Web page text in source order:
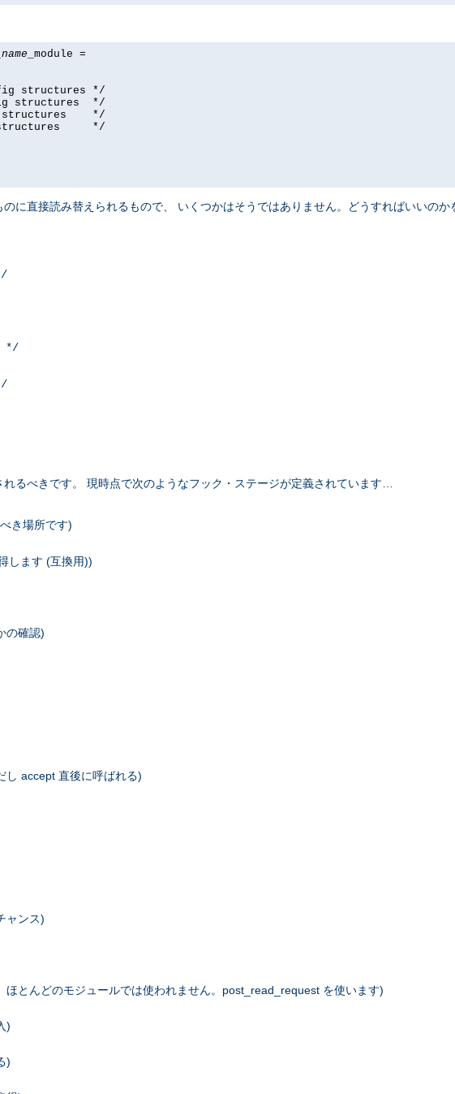
_module =
structures */
structures  */
*/
*/
に直接読み替えられるもので、 いくつかはそうではありません。どうすればいいのか
*/
るべきです。 現時点で次のようなフック・ステージが定義されています…
き場所です)
します (互換用))
の確認)
し accept 直後に呼ばれる)
ャンス)
ほとんどのモジュールでは使われません。post_read_request を使います)
)
)